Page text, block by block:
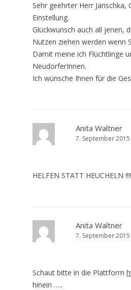
Sehr geehrter Herr Janschka,
Einstellung.
Glückwunsch auch all jenen,
Nutzen ziehen werden wenn
Damit meine ich Flüchtlinge
NeudorferInnen.
Ich wünsche Ihnen für die
Anita Waltner
7. September
HELFEN STATT HEUCHELN
Anita Waltner
7. September
Schaut bitte in die Plattform
hinein …..